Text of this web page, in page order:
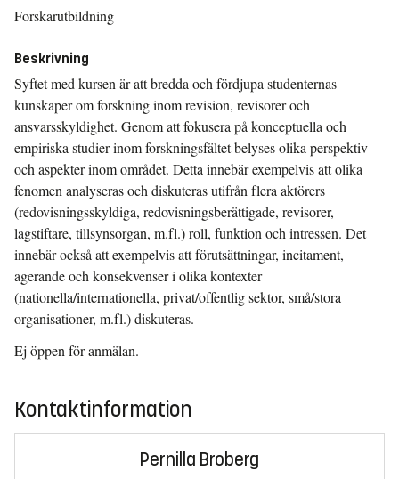
Forskarutbildning
Beskrivning
Syftet med kursen är att bredda och fördjupa studenternas
kunskaper om forskning inom revision, revisorer och
ansvarsskyldighet. Genom att fokusera på konceptuella och
empiriska studier inom forskningsfältet belyses olika perspektiv
och aspekter inom området. Detta innebär exempelvis att olika
fenomen analyseras och diskuteras utifrån flera aktörers
(redovisningsskyldiga, redovisningsberättigade, revisorer,
lagstiftare, tillsynsorgan, m.fl.) roll, funktion och intressen. Det
innebär också att exempelvis att förutsättningar, incitament,
agerande och konsekvenser i olika kontexter
(nationella/internationella, privat/offentlig sektor, små/stora
organisationer, m.fl.) diskuteras.
Ej öppen för anmälan.
Kontaktinformation
Pernilla Broberg